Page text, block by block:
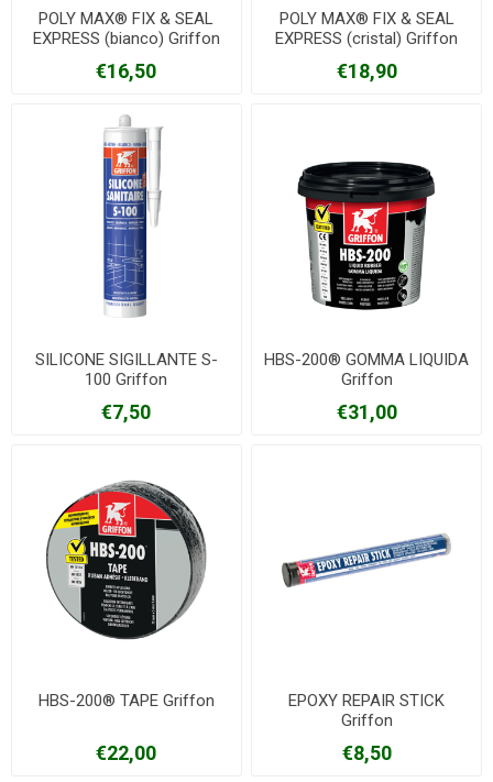
POLY MAX® FIX & SEAL
EXPRESS (bianco) Griffon
€16,50
POLY MAX® FIX & SEAL
EXPRESS (cristal) Griffon
€18,90
SILICONE SIGILLANTE S-
100 Griffon
€7,50
HBS-200® GOMMA LIQUIDA
Griffon
€31,00
HBS-200® TAPE Griffon
€22,00
EPOXY REPAIR STICK
Griffon
€8,50